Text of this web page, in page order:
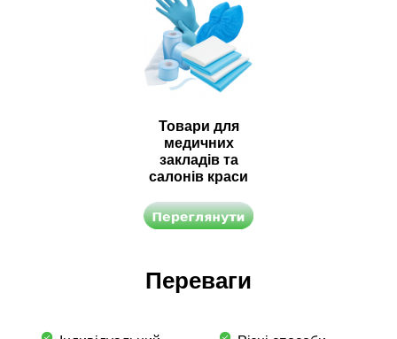
Товари для
медичних
закладів та
салонів краси
Переваги